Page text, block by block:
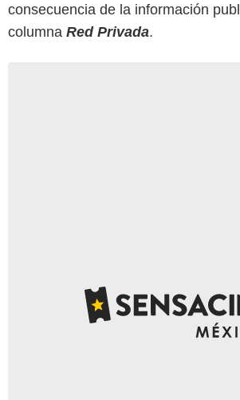
consecuencia de la información
columna Red Privada.